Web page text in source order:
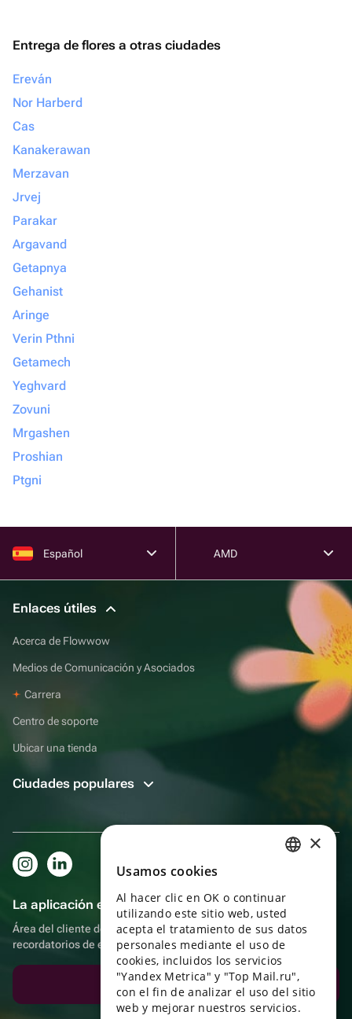
Entrega de flores a otras ciudades
Ereván
Nor Harberd
Cas
Kanakerawan
Merzavan
Jrvej
Parakar
Argavand
Getapnya
Gehanist
Aringe
Verin Pthni
Getamech
Yeghvard
Zovuni
Mrgashen
Proshian
Ptgni
Español AMD
Enlaces útiles
Acerca de Flowwow
Medios de Comunicación y Asociados
Carrera
Centro de soporte
Ubicar una tienda
Ciudades populares
La aplicación es aún más práctica.
Área del cliente del destinatario, más bonos por compras y
recordatorios de eventos
Descargar la aplicación
ENGLISH
UKRAINIAN
PORTUGUESE
SPANISH
HUNGARIAN
×
Usamos cookies
Al hacer clic en OK o continuar
utilizando este sitio web, usted
acepta el tratamiento de sus datos
personales mediante el uso de
cookies, incluidos los servicios
"Yandex Metrica" y "Top Mail.ru",
con el fin de analizar el uso del sitio
web y mejorar nuestros servicios.